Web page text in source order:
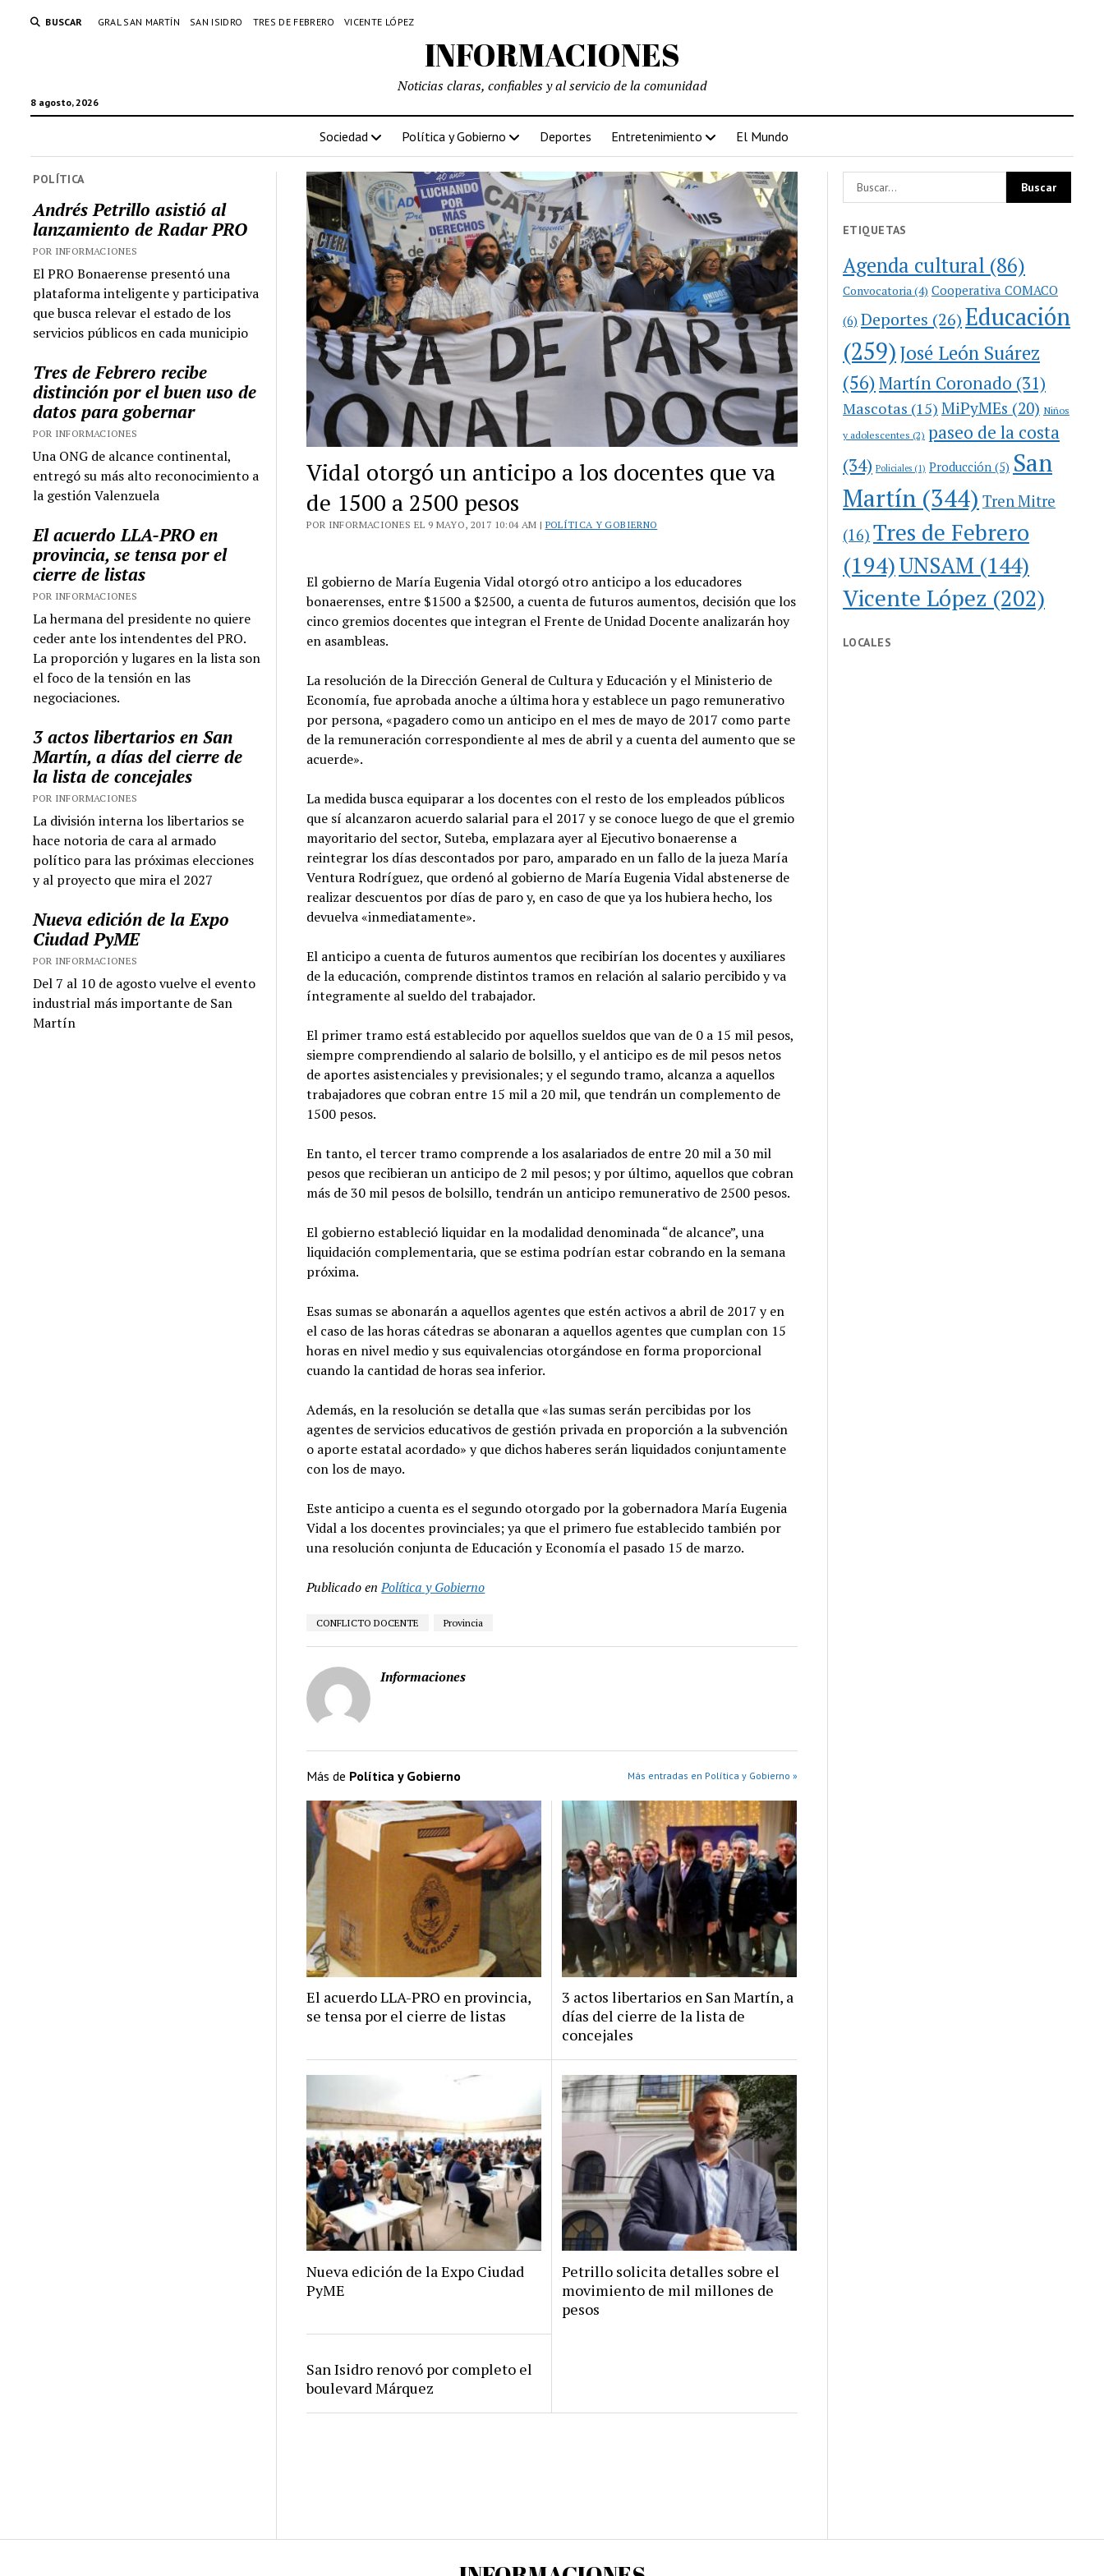
BUSCAR GRAL SAN MARTÍN SAN ISIDRO TRES DE FEBRERO VICENTE LÓPEZ
INFORMACIONES
8 agosto, 2026
Noticias claras, confiables y al servicio de la comunidad
Sociedad Política y Gobierno Deportes Entretenimiento El Mundo
POLÍTICA
Andrés Petrillo asistió al
lanzamiento de Radar PRO
POR INFORMACIONES
El PRO Bonaerense presentó una
plataforma inteligente y participativa
que busca relevar el estado de los
servicios públicos en cada municipio
Tres de Febrero recibe
distinción por el buen uso de
datos para gobernar
POR INFORMACIONES
Una ONG de alcance continental,
entregó su más alto reconocimiento a
la gestión Valenzuela
El acuerdo LLA-PRO en
provincia, se tensa por el
cierre de listas
POR INFORMACIONES
La hermana del presidente no quiere
ceder ante los intendentes del PRO.
La proporción y lugares en la lista son
el foco de la tensión en las
negociaciones.
3 actos libertarios en San
Martín, a días del cierre de
la lista de concejales
POR INFORMACIONES
La división interna los libertarios se
hace notoria de cara al armado
político para las próximas elecciones
y al proyecto que mira el 2027
Nueva edición de la Expo
Ciudad PyME
POR INFORMACIONES
Del 7 al 10 de agosto vuelve el evento
industrial más importante de San
Martín
Vidal otorgó un anticipo a los docentes que va
de 1500 a 2500 pesos
POR INFORMACIONES EL 9 MAYO, 2017 10:04 AM | POLÍTICA Y GOBIERNO
El gobierno de María Eugenia Vidal otorgó otro anticipo a los educadores
bonaerenses, entre $1500 a $2500, a cuenta de futuros aumentos, decisión que los
cinco gremios docentes que integran el Frente de Unidad Docente analizarán hoy
en asambleas.
La resolución de la Dirección General de Cultura y Educación y el Ministerio de
Economía, fue aprobada anoche a última hora y establece un pago remunerativo
por persona, «pagadero como un anticipo en el mes de mayo de 2017 como parte
de la remuneración correspondiente al mes de abril y a cuenta del aumento que se
acuerde».
La medida busca equiparar a los docentes con el resto de los empleados públicos
que sí alcanzaron acuerdo salarial para el 2017 y se conoce luego de que el gremio
mayoritario del sector, Suteba, emplazara ayer al Ejecutivo bonaerense a
reintegrar los días descontados por paro, amparado en un fallo de la jueza María
Ventura Rodríguez, que ordenó al gobierno de María Eugenia Vidal abstenerse de
realizar descuentos por días de paro y, en caso de que ya los hubiera hecho, los
devuelva «inmediatamente».
El anticipo a cuenta de futuros aumentos que recibirían los docentes y auxiliares
de la educación, comprende distintos tramos en relación al salario percibido y va
íntegramente al sueldo del trabajador.
El primer tramo está establecido por aquellos sueldos que van de 0 a 15 mil pesos,
siempre comprendiendo al salario de bolsillo, y el anticipo es de mil pesos netos
de aportes asistenciales y previsionales; y el segundo tramo, alcanza a aquellos
trabajadores que cobran entre 15 mil a 20 mil, que tendrán un complemento de
1500 pesos.
En tanto, el tercer tramo comprende a los asalariados de entre 20 mil a 30 mil
pesos que recibieran un anticipo de 2 mil pesos; y por último, aquellos que cobran
más de 30 mil pesos de bolsillo, tendrán un anticipo remunerativo de 2500 pesos.
El gobierno estableció liquidar en la modalidad denominada “de alcance”, una
liquidación complementaria, que se estima podrían estar cobrando en la semana
próxima.
Esas sumas se abonarán a aquellos agentes que estén activos a abril de 2017 y en
el caso de las horas cátedras se abonaran a aquellos agentes que cumplan con 15
horas en nivel medio y sus equivalencias otorgándose en forma proporcional
cuando la cantidad de horas sea inferior.
Además, en la resolución se detalla que «las sumas serán percibidas por los
agentes de servicios educativos de gestión privada en proporción a la subvención
o aporte estatal acordado» y que dichos haberes serán liquidados conjuntamente
con los de mayo.
Este anticipo a cuenta es el segundo otorgado por la gobernadora María Eugenia
Vidal a los docentes provinciales; ya que el primero fue establecido también por
una resolución conjunta de Educación y Economía el pasado 15 de marzo.
Publicado en Política y Gobierno
CONFLICTO DOCENTE Provincia
Informaciones
Más de Política y Gobierno Más entradas en Política y Gobierno »
El acuerdo LLA-PRO en provincia,
se tensa por el cierre de listas
3 actos libertarios en San Martín, a
días del cierre de la lista de
concejales
Nueva edición de la Expo Ciudad
PyME
Petrillo solicita detalles sobre el
movimiento de mil millones de
pesos
San Isidro renovó por completo el
boulevard Márquez
ETIQUETAS
Agenda cultural (86)
Convocatoria (4) Cooperativa COMACO
(6) Deportes (26)Educación
(259)José León Suárez
(56)Martín Coronado (31)
Mascotas (15) MiPyMEs (20) Niños
y adolescentes (2) paseo de la costa
(34) Policiales (1) Producción (5) San
Martín (344) Tren Mitre
(16) Tres de Febrero
(194)UNSAM (144)
Vicente López (202)
LOCALES